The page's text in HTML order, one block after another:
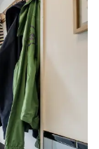
met
trappen, op
op de 1e
en op
van een